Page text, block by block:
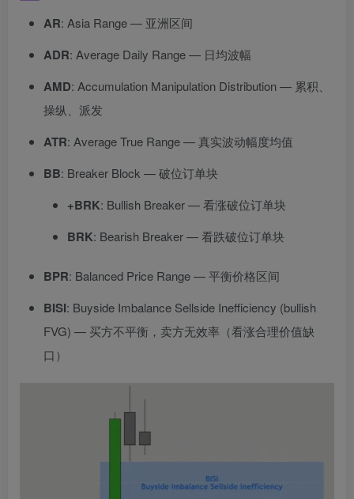
AR: Asia Range — 亚洲区间
ADR: Average Daily Range — 日均波幅
AMD: Accumulation Manipulation Distribution — 累积、
操纵、派发
ATR: Average True Range — 真实波动幅度均值
BB: Breaker Block — 破位订单块
+BRK: Bullish Breaker — 看涨破位订单块
BRK: Bearish Breaker — 看跌破位订单块
BPR: Balanced Price Range — 平衡价格区间
BISI: Buyside Imbalance Sellside Inefficiency (bullish
FVG) — 买方不平衡，卖方无效率（看涨合理价值缺
口）